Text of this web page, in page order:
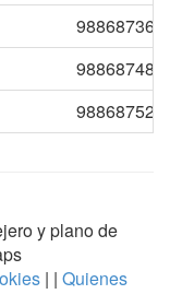
988687366
988687489
988687529
y plano de
| | Quienes